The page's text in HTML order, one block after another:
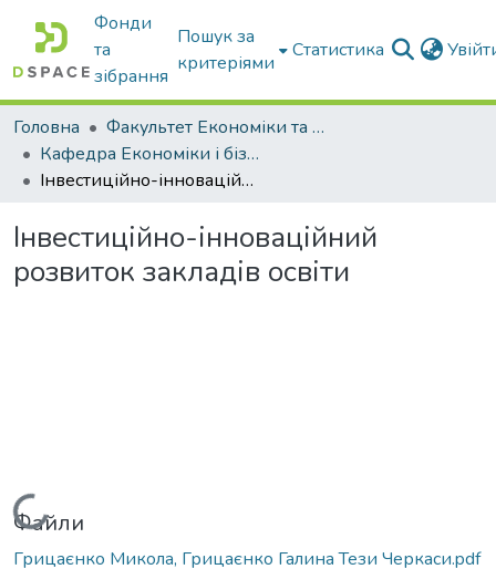
Фонди
та
зібрання
Пошук за
критеріями
Статистика
Головна
Факультет Економіки та бізнесу
Кафедра Економіки і бізнесу
Інвестиційно-інноваційний розвиток закладів освіти
Інвестиційно-інноваційний
розвиток закладів освіти
Вантажиться...
Файли
Грицаєнко Микола, Грицаєнко Галина Тези Черкаси.pdf